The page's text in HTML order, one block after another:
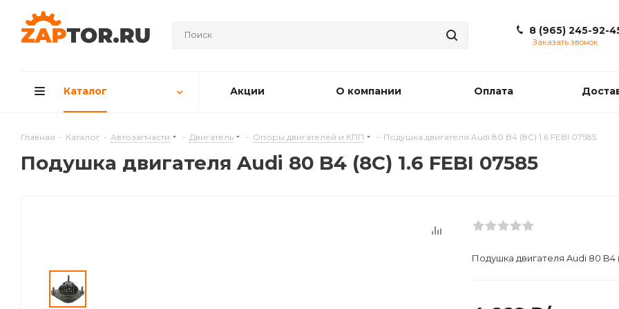
8 (965) 245-92-
Заказать звонок
Каталог Акции О компании Оплата
Главная - Каталог - Автозапчасти - Двигатель - Опоры двигателей и КПП - Подушкa двигателя Audi 80 B4 (8C) 1.6 FEBI 07585
Подушкa двигателя Audi 80 B4 (8C) 1.6 FEBI 07585
Подушкa двигателя Audi 80 B4